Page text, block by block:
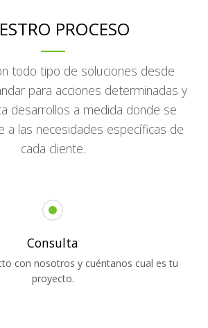
PROCESO
todo tipo de soluciones desde
para acciones determinadas y
desarrollos a medida donde se
a las necesidades específicas de
cada cliente.
Consulta
con nosotros y cuéntanos cual es tu
proyecto.